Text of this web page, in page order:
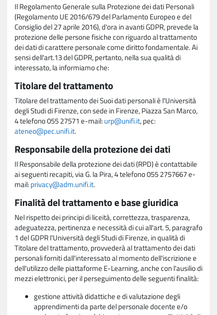
Il Regolamento Generale sulla Protezione dei dati Personali
(Regolamento UE 2016/679 del Parlamento Europeo e del
Consiglio del 27 aprile 2016), d'ora in avanti GDPR, prevede la
protezione delle persone fisiche con riguardo al trattamento
dei dati di carattere personale come diritto fondamentale. Ai
sensi dell'art.13 del GDPR, pertanto, nella sua qualità di
interessato, la informiamo che:
Titolare del trattamento
Titolare del trattamento dei Suoi dati personali è l'Università
degli Studi di Firenze, con sede in Firenze, Piazza San Marco,
4 telefono 055 27571 e-mail:urp@unifi.it, pec:
ateneo@pec.unifi.it.
Responsabile della protezione dei dati
Il Responsabile della protezione dei dati (RPD) è contattabile
ai seguenti recapiti, via G. la Pira, 4 telefono 055 2757667 e-
mail:privacy@adm.unifi.it.
Finalità del trattamento e base giuridica
Nel rispetto dei principi di liceità, correttezza, trasparenza,
adeguatezza, pertinenza e necessità di cui all'art. 5, paragrafo
1 del GDPR l'Università degli Studi di Firenze, in qualità di
Titolare del trattamento, provvederà al trattamento dei dati
personali forniti dall'interessato al momento dell'iscrizione e
dell'utilizzo delle piattaforme E-Learning, anche con l'ausilio di
mezzi elettronici, per il perseguimento delle seguenti finalità:
gestione attività didattiche e di valutazione degli
apprendimenti da parte del personale docente e/o